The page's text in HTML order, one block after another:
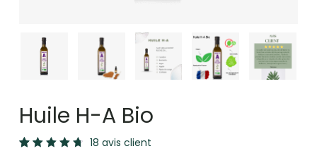
Huile H-A Bio
18 avis client